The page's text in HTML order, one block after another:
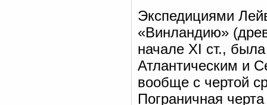
Экспедициями
«Винландию»
начале XI ст.,
Атлантическим и
вообще с чертой
Пограничная